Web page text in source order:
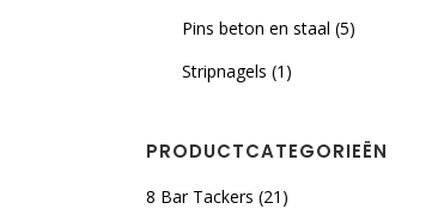
Pins beton en staal (5)
Stripnagels (1)
PRODUCTCATEGORIEËN
8 Bar Tackers (21)